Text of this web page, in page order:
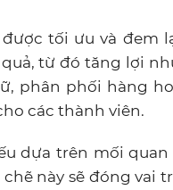
được tối ưu và đem
từ đó tăng lợi
phân phối hàng
các thành viên.
dựa trên mối
này sẽ đóng vai